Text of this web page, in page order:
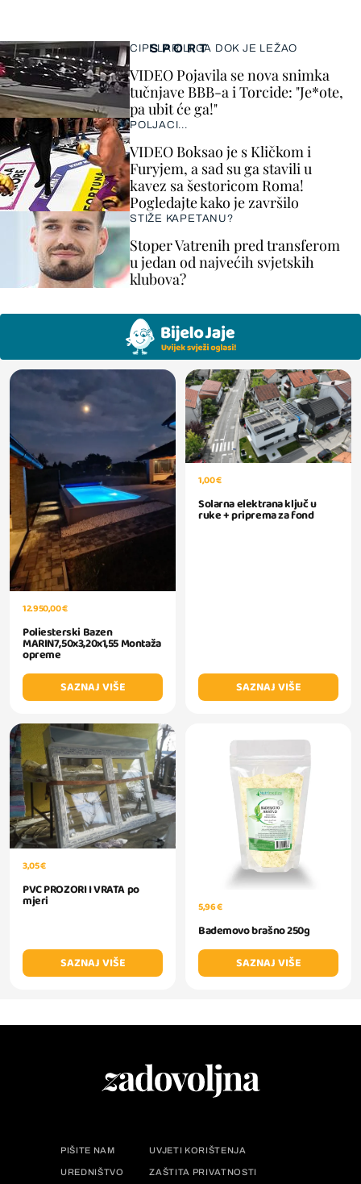
SPORT
CIPELARILI GA DOK JE LEŽAO
VIDEO Pojavila se nova snimka
tučnjave BBB-a i Torcide: "Je*ote,
pa ubit će ga!"
POLJACI...
VIDEO Boksao je s Kličkom i
Furyjem, a sad su ga stavili u
kavez sa šestoricom Roma!
Pogledajte kako je završilo
STIŽE KAPETANU?
Stoper Vatrenih pred transferom
u jedan od najvećih svjetskih
klubova?
12.950,00 €
Poliesterski Bazen
MARIN7,50x3,20x1,55 Montaža
opreme
SAZNAJ VIŠE
1,00 €
Solarna elektrana ključ u
ruke + priprema za fond
SAZNAJ VIŠE
3,05 €
PVC PROZORI I VRATA po
mjeri
SAZNAJ VIŠE
5,96 €
Bademovo brašno 250g
SAZNAJ VIŠE
PIŠITE NAM UVJETI KORIŠTENJA
UREDNIŠTVO ZAŠTITA PRIVATNOSTI